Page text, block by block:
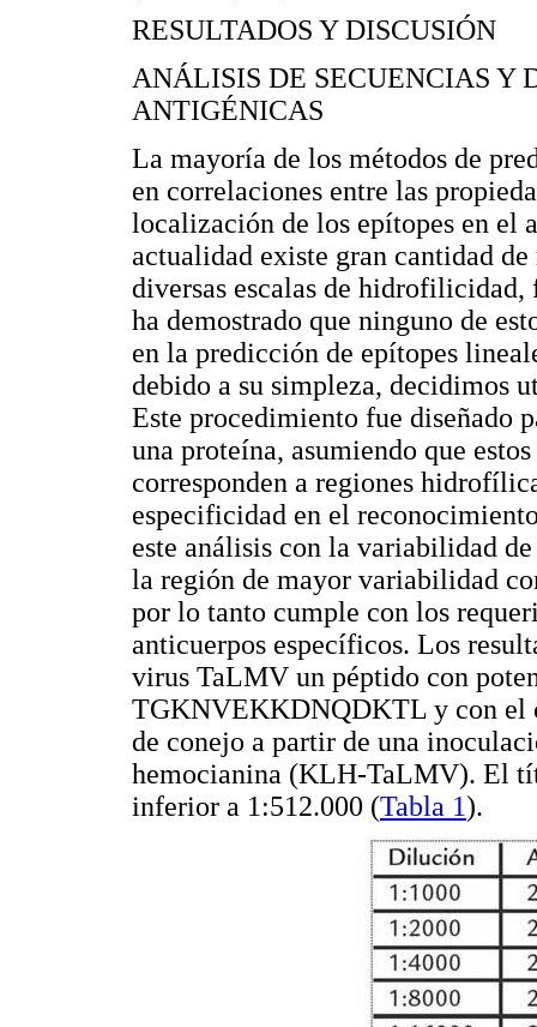
RESULTADOS Y DISCUSIÓN
ANÁLISIS DE SECUENCIAS Y
ANTIGÉNICAS
La mayoría de los métodos de
en correlaciones entre las
localización de los epítopes en el
actualidad existe gran cantidad
diversas escalas de
ha demostrado que ninguno de
en la predicción de epítopes
debido a su simpleza, decidimos
Este procedimiento fue diseñado
una proteína, asumiendo que
corresponden a regiones
especificidad en el
este análisis con la variabilidad
la región de mayor variabilidad
por lo tanto cumple con los
anticuerpos específicos. Los
virus TaLMV un péptido con
TGKNVEKKDNQDKTL y con el
de conejo a partir de una
hemocianina (KLH-TaLMV). El
inferior a 1:512.000 (Tabla 1).